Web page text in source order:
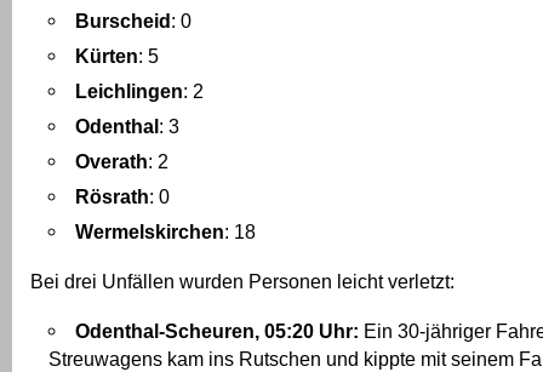
Burscheid: 0
Kürten: 5
Leichlingen: 2
Odenthal: 3
Overath: 2
Rösrath: 0
Wermelskirchen: 18
Bei drei Unfällen wurden Personen leicht verletzt:
Odenthal-Scheuren, 05:20 Uhr: Ein 30-jähriger
Streuwagens kam ins Rutschen und kippte mit seinem